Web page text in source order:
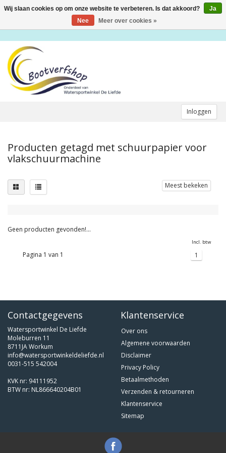
Inloggen
Toggle
Producten getagd met schuurpapier voor
vlakschuurmachine
Meest bekeken
Geen producten gevonden!...
Incl. btw
Pagina 1 van 1 1
Contactgegevens
Watersportwinkel De Liefde
Moleburren 11
8711JA Workum
info@watersportwinkeldeliefde.nl
0031-515 542004
KVK nr: 94111952
BTW nr: NL866640204B01
Klantenservice
Over ons
Algemene voorwaarden
Disclaimer
Privacy Policy
Betaalmethoden
Verzenden & retourneren
Klantenservice
Sitemap
Wij slaan cookies op om onze website te verbeteren. Is dat akkoord?
Ja
Nee
Meer over cookies »